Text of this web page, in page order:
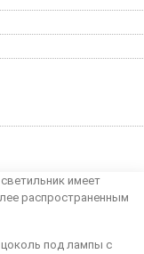
имеет
распространенным
под лампы с